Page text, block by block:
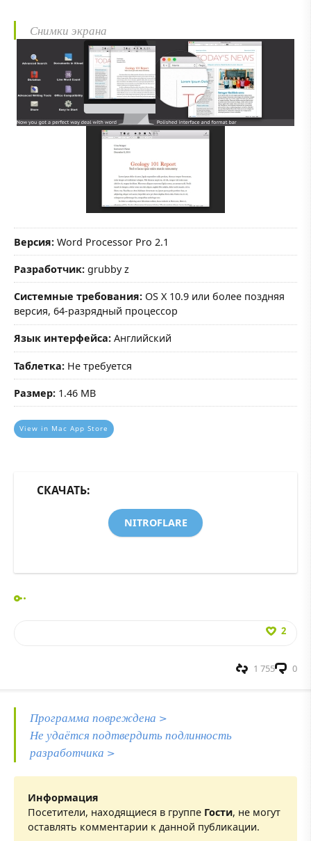
Снимки экрана
Версия: Word Processor Pro 2.1
Разработчик: grubby z
Системные требования: OS X 10.9 или более поздняя
версия, 64-разрядный процессор
Язык интерфейса: Английский
Таблетка: Не требуется
Размер: 1.46 MB
View in Mac App Store
СКАЧАТЬ:
NITROFLARE
2
0
1 755
Программа повреждена >
Не удаётся подтвердить подлинность
разработчика >
Информация
Посетители, находящиеся в группе Гости, не могут
оставлять комментарии к данной публикации.